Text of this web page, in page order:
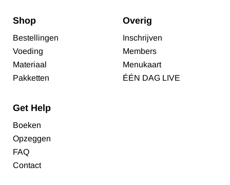
Shop
Bestellingen
Voeding
Materiaal
Pakketten
Get Help
Boeken
Opzeggen
FAQ
Contact
Overig
Inschrijven
Members
Menukaart
ÉÉN DAG LIVE